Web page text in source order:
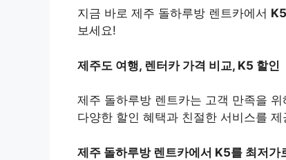
지금 바로 제주 돌하루방 렌트카에서
보세요!
제주도 여행, 렌터카 가격 비교, K5 할인
제주 돌하루방 렌트카는 고객 만족을
다양한 할인 혜택과 친절한 서비스를
제주 돌하루방 렌트카에서 K5를 최저